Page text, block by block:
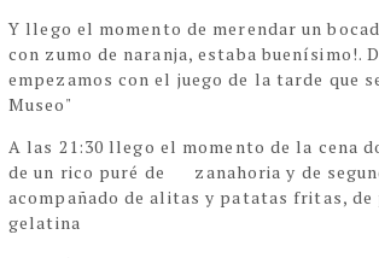
Y llego el momento de merendar un
con zumo de naranja, estaba buenísimo!.
empezamos con el juego de la tarde que
Museo"
A las 21:30 llego el momento de la cena
de un rico puré de
zanahoria y de
acompañado de alitas y patatas fritas, de
gelatina